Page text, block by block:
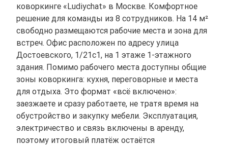
коворкинге «Ludiychat» в Москве. Комфортное
решение для команды из 8 сотрудников. На 14 м²
свободно размещаются рабочие места и зона для
встреч. Офис расположен по адресу улица
Достоевского, 1/21с1, на 1 этаже 1-этажного
здания. Помимо рабочего места доступны общие
зоны коворкинга: кухня, переговорные и места
для отдыха. Это формат «всё включено»:
заезжаете и сразу работаете, не тратя время на
обустройство и закупку мебели. Эксплуатация,
электричество и связь включены в аренду,
поэтому итоговый платёж остаётся